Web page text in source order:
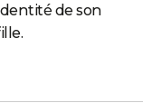
de son